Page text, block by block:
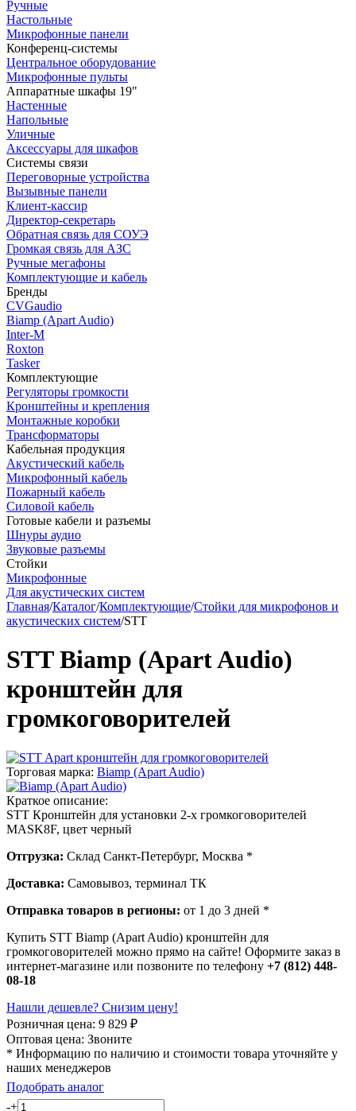
Ручные
Настольные
Микрофонные панели
Конференц-системы
Центральное оборудование
Микрофонные пульты
Аппаратные шкафы 19"
Настенные
Напольные
Уличные
Аксессуары для шкафов
Системы связи
Переговорные устройства
Вызывные панели
Клиент-кассир
Директор-секретарь
Обратная связь для СОУЭ
Громкая связь для АЗС
Ручные мегафоны
Комплектующие и кабель
Бренды
CVGaudio
Biamp (Apart Audio)
Inter-M
Roxton
Tasker
Комплектующие
Регуляторы громкости
Кронштейны и крепления
Монтажные коробки
Трансформаторы
Кабельная продукция
Акустический кабель
Микрофонный кабель
Пожарный кабель
Силовой кабель
Готовые кабели и разъемы
Шнуры аудио
Звуковые разъемы
Стойки
Микрофонные
Для акустических систем
Главная/Каталог/Комплектующие/Стойки для микрофонов и
акустических систем/STT
STT Biamp (Apart Audio)
кронштейн для
громкоговорителей
Торговая марка: Biamp (Apart Audio)
Краткое описание:
STT Кронштейн для установки 2-х громкоговорителей
MASK8F, цвет черный
Отгрузка: Склад Санкт-Петербург, Москва *
Доставка: Самовывоз, терминал ТК
Отправка товаров в регионы: от 1 до 3 дней *
Купить STT Biamp (Apart Audio) кронштейн для
громкоговорителей можно прямо на сайте! Оформите заказ в
интернет-магазине или позвоните по телефону +7 (812) 448-
08-18
Нашли дешевле? Снизим цену!
Розничная цена: 9 829 ₽
Оптовая цена: Звоните
* Информацию по наличию и стоимости товара уточняйте у
наших менеджеров
Подобрать аналог
-+